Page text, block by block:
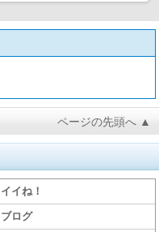
ページの先頭へ ▲
イイね！
ブログ